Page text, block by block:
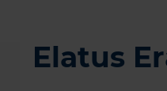
Elatus